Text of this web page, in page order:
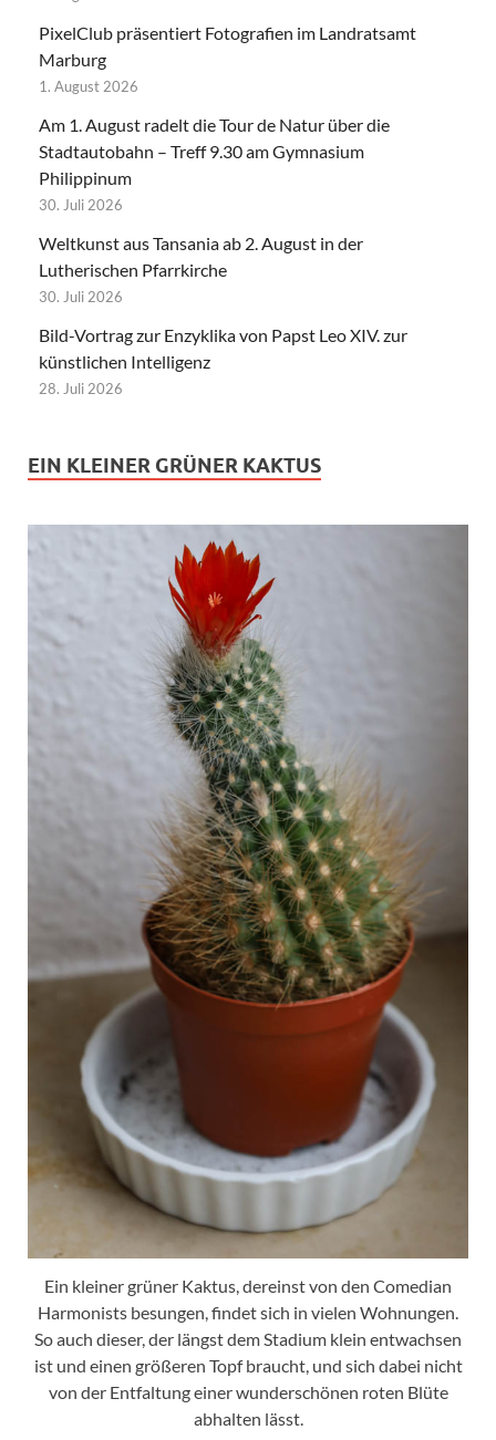
PixelClub präsentiert Fotografien im Landratsamt
Marburg
1. August 2026
Am 1. August radelt die Tour de Natur über die
Stadtautobahn – Treff 9.30 am Gymnasium
Philippinum
30. Juli 2026
Weltkunst aus Tansania ab 2. August in der
Lutherischen Pfarrkirche
30. Juli 2026
Bild-Vortrag zur Enzyklika von Papst Leo XIV. zur
künstlichen Intelligenz
28. Juli 2026
EIN KLEINER GRÜNER KAKTUS
Ein kleiner grüner Kaktus, dereinst von den Comedian
Harmonists besungen, findet sich in vielen Wohnungen.
So auch dieser, der längst dem Stadium klein entwachsen
ist und einen größeren Topf braucht, und sich dabei nicht
von der Entfaltung einer wunderschönen roten Blüte
abhalten lässt.